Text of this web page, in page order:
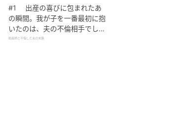
#1 出産の喜びに包まれたあ
の瞬間。我が子を一番最初に抱
いたのは、夫の不倫相手でし
た。
助産師と不倫した夫の末路